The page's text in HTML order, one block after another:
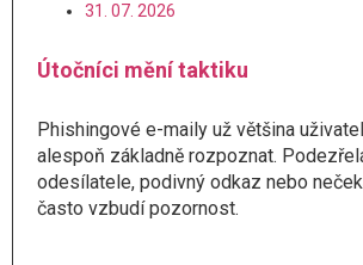
31. 07. 2026
Útočníci mění taktiku
Phishingové e-maily už většina
alespoň základně rozpoznat.
odesílatele, podivný odkaz nebo
často vzbudí pozornost.